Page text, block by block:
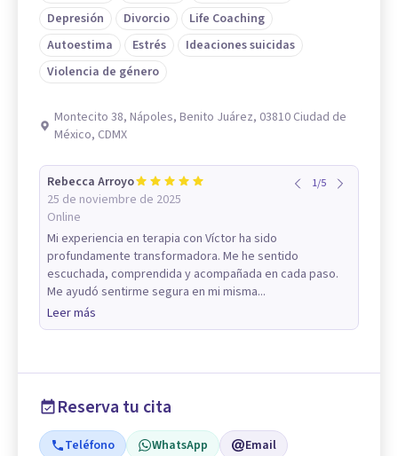
Depresión
Divorcio
Life Coaching
Autoestima
Estrés
Ideaciones suicidas
Violencia de género
Montecito 38, Nápoles, Benito Juárez, 03810 Ciudad de
México, CDMX
Rebecca Arroyo
25 de noviembre de 2025
Online
1/5
Mi experiencia en terapia con Víctor ha sido
profundamente transformadora. Me he sentido
escuchada, comprendida y acompañada en cada paso.
Me ayudó sentirme segura en mi misma...
Leer más
Reserva tu cita
Teléfono WhatsApp Email